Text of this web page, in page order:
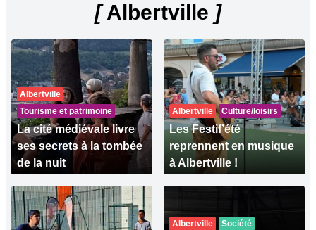
[Albertville ]
Albertville
Tourisme et patrimoine
La cité médiévale livre
ses secrets à la tombée
de la nuit
Albertville Culture/loisirs
Les Festif’été
reprennent en musique
à Albertville !
Albertville
Société